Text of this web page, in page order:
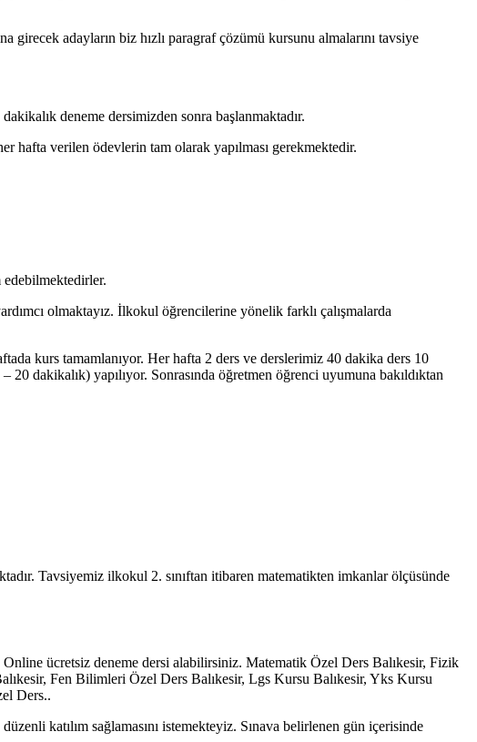
girecek adayların biz hızlı paragraf çözümü kursunu almalarını tavsiye
deneme dersimizden sonra başlanmaktadır.
hafta verilen ödevlerin tam olarak yapılması gerekmektedir.
edebilmektedirler.
olmaktayız. İlkokul öğrencilerine yönelik farklı çalışmalarda
kurs tamamlanıyor. Her hafta 2 ders ve derslerimiz 40 dakika ders 10
dakikalık) yapılıyor. Sonrasında öğretmen öğrenci uyumuna bakıldıktan
Tavsiyemiz ilkokul 2. sınıftan itibaren matematikten imkanlar ölçüsünde
ücretsiz deneme dersi alabilirsiniz. Matematik Özel Ders Balıkesir, Fizik
Fen Bilimleri Özel Ders Balıkesir, Lgs Kursu Balıkesir, Yks Kursu
Ders..
katılım sağlamasını istemekteyiz. Sınava belirlenen gün içerisinde